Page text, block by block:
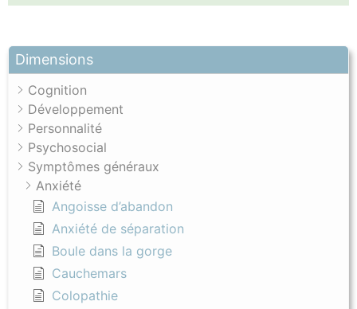
Dimensions
Cognition
Développement
Personnalité
Psychosocial
Symptômes généraux
Anxiété
Angoisse d’abandon
Anxiété de séparation
Boule dans la gorge
Cauchemars
Colopathie